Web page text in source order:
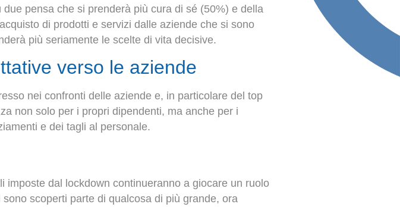
pensa che si prenderà più cura di sé (50%) e della
di prodotti e servizi dalle aziende che si sono
più seriamente le scelte di vita decisive.
verso le aziende
nei confronti delle aziende e, in particolare del top
non solo per i propri dipendenti, ma anche per i
e dei tagli al personale.
dal lockdown continueranno a giocare un ruolo
scoperti parte di qualcosa di più grande, ora